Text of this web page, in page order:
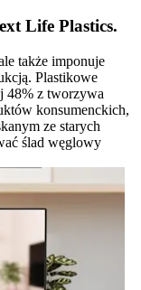
Life Plastics.
także imponuje
Plastikowe
48% z tworzywa
konsumenckich,
ze starych
ślad węglowy